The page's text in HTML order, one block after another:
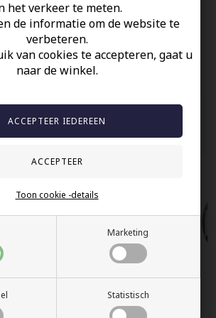
het verkeer te meten.
de informatie om de website te
verbeteren.
van cookies te accepteren, gaat u
naar de winkel.
Marketing
Statistisch
Toon cookie -details
sieraden
gekocht hebben ook